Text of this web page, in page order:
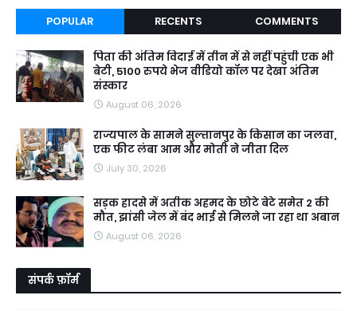
POPULAR RECENTS COMMENTS
पिता की अंतिम विदाई में तीन में से नहीं पहुंची एक भी
बेटी, 5100 रुपये भेज वीडियो कॉल पर देखा अंतिम
संस्कार
August 06, 2026
राज्यपाल के सामने सुल्तानपुर के किसान का जलवा,
एक फीट लंबा आम और मोती ने जीता दिल
July 30, 2026
सड़क हादसे में अतीक अहमद के छोटे बेटे समेत 2 की
मौत, झांसी जेल में बंद भाई से मिलने जा रहा था अबान
August 06, 2026
संपर्क फ़ॉर्म